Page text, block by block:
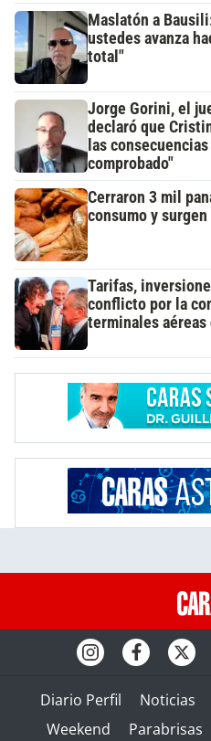
Maslatón a
ustedes avanza
total"
Jorge Gorini, el
declaró que
las
comprobado"
Cerraron 3 mil
consumo y
Tarifas,
conflicto por la
terminales aéreas
Diario Perfil Noticias
Weekend
Parabrisas